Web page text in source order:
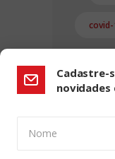
covid-
Cadastre-
novidades
Nome